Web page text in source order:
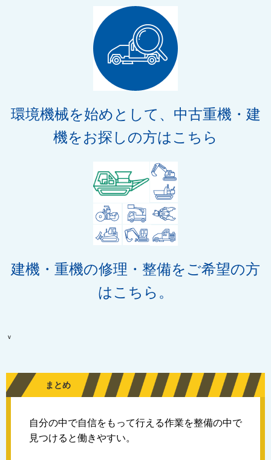
環境機械を始めとして、中古重機・建
機をお探しの方はこちら
建機・重機の修理・整備をご希望の方
はこちら。
ｖ
まとめ
自分の中で自信をもって行える作業を整備の中で
見つけると働きやすい。